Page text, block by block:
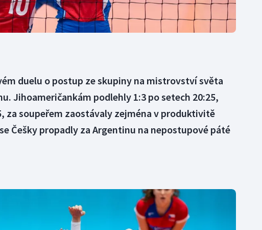
duelu o postup ze skupiny na mistrovství světa
Jihoameričankám podlehly 1:3 po setech 20:25,
za soupeřem zaostávaly zejména v produktivitě
Češky propadly za Argentinu na nepostupové páté